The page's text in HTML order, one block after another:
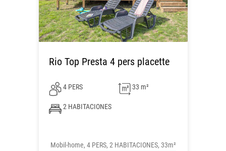
Rio Top Presta 4 pers placette
4 PERS 33 m²
2 HABITACIONES
Mobil-home, 4 PERS, 2 HABITACIONES, 33m²